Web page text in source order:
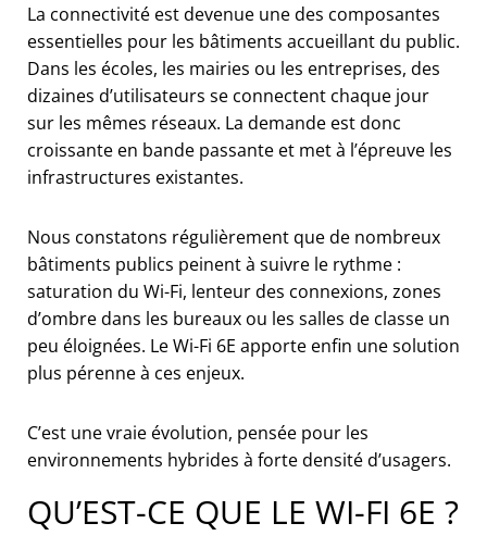
La connectivité est devenue une des composantes
essentielles pour les bâtiments accueillant du public.
Dans les écoles, les mairies ou les entreprises, des
dizaines d’utilisateurs se connectent chaque jour
sur les mêmes réseaux. La demande est donc
croissante en bande passante et met à l’épreuve les
infrastructures existantes.
Nous constatons régulièrement que de nombreux
bâtiments publics peinent à suivre le rythme :
saturation du Wi-Fi, lenteur des connexions, zones
d’ombre dans les bureaux ou les salles de classe un
peu éloignées. Le Wi-Fi 6E apporte enfin une solution
plus pérenne à ces enjeux.
C’est une vraie évolution, pensée pour les
environnements hybrides à forte densité d’usagers.
QU’EST-CE QUE LE WI-FI 6E ?